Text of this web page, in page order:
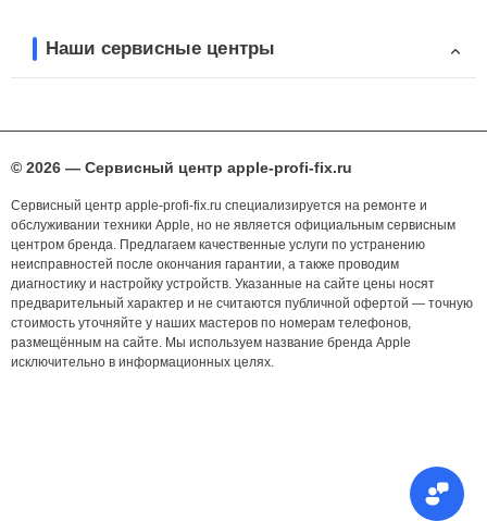
Наши сервисные центры
© 2026 — Сервисный центр apple-profi-fix.ru
Сервисный центр apple-profi-fix.ru специализируется на ремонте и
обслуживании техники Apple, но не является официальным сервисным
центром бренда. Предлагаем качественные услуги по устранению
неисправностей после окончания гарантии, а также проводим
диагностику и настройку устройств. Указанные на сайте цены носят
предварительный характер и не считаются публичной офертой — точную
стоимость уточняйте у наших мастеров по номерам телефонов,
размещённым на сайте. Мы используем название бренда Apple
исключительно в информационных целях.